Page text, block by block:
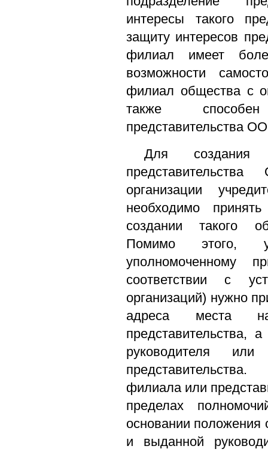
интересы такого
защиту интересов
филиал имеет
возможности
филиал общества с
также
представительства
Для создания
организации
необходимо
создании такого
Помимо этого,
уполномоченному
соответствии с
организаций) нужно
адреса места
представительства,
руководителя
филиала или
пределах
основании положения
и выданной